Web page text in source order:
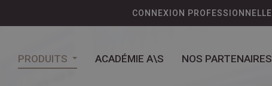
CONNEXION PROFESSIONNELLE
PRODUITS ACADÉMIE A\S NOS PARTENAIRES